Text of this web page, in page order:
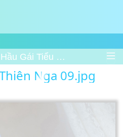
Hầu Gái Tiểu Thiên Nga 09
Nga 09.jpg